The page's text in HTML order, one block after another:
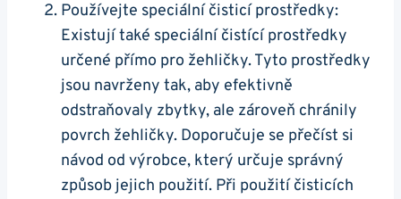
Používejte speciální čisticí prostředky:
Existují také speciální čistící prostředky
určené‍ přímo pro ​žehličky. Tyto prostředky
jsou navrženy tak, aby efektivně
odstraňovaly zbytky, ale zároveň ​chránily
povrch žehličky. Doporučuje se přečíst si
návod​ od výrobce, ‌který‍ určuje správný
způsob jejich použití. Při ‍použití čisticích